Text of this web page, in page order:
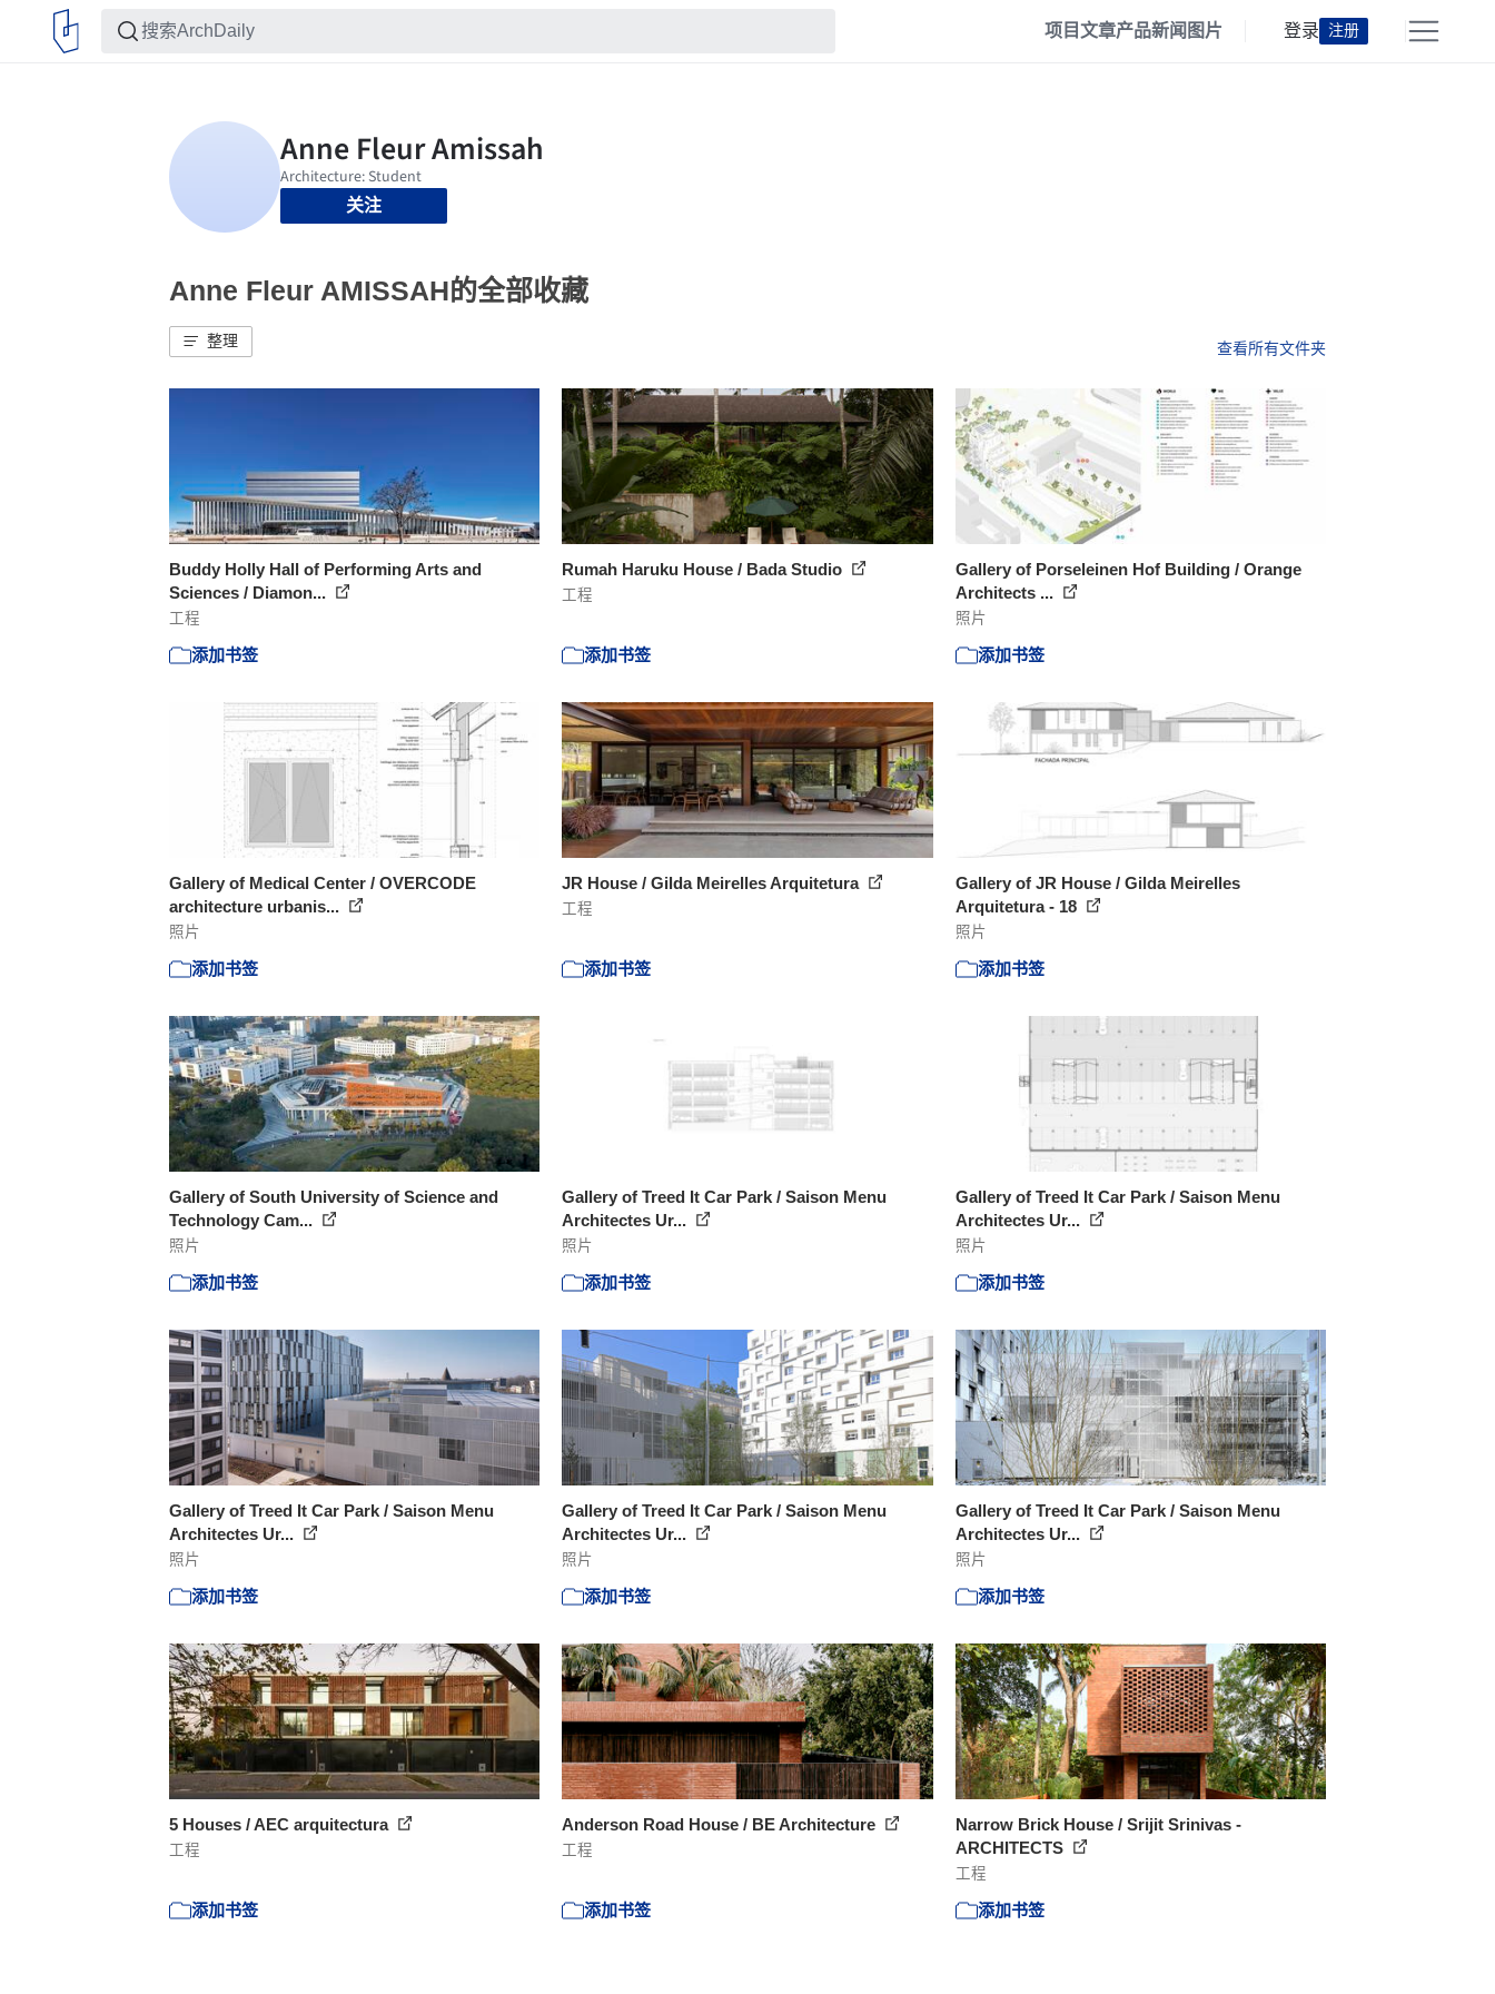
项目文章产品新闻 图片 登录 注册
关注
Anne Fleur AMISSAH的全部收藏
整理 查看所有文件夹
Buddy Holly Hall of Performing Arts and
Sciences / Diamon...
工程
添加书签
Rumah Haruku House / Bada Studio
工程
添加书签
Gallery of Porseleinen Hof Building / Orange
Architects ...
照片
添加书签
Gallery of Medical Center / OVERCODE
architecture urbanis...
照片
添加书签
JR House / Gilda Meirelles Arquitetura
工程
添加书签
Gallery of JR House / Gilda Meirelles
Arquitetura - 18
照片
添加书签
Gallery of South University of Science and
Technology Cam...
照片
添加书签
Gallery of Treed It Car Park / Saison Menu
Architectes Ur...
照片
添加书签
Gallery of Treed It Car Park / Saison Menu
Architectes Ur...
照片
添加书签
Gallery of Treed It Car Park / Saison Menu
Architectes Ur...
照片
添加书签
Gallery of Treed It Car Park / Saison Menu
Architectes Ur...
照片
添加书签
Gallery of Treed It Car Park / Saison Menu
Architectes Ur...
照片
添加书签
5 Houses / AEC arquitectura
工程
添加书签
Anderson Road House / BE Architecture
工程
添加书签
Narrow Brick House / Srijit Srinivas -
ARCHITECTS
工程
添加书签